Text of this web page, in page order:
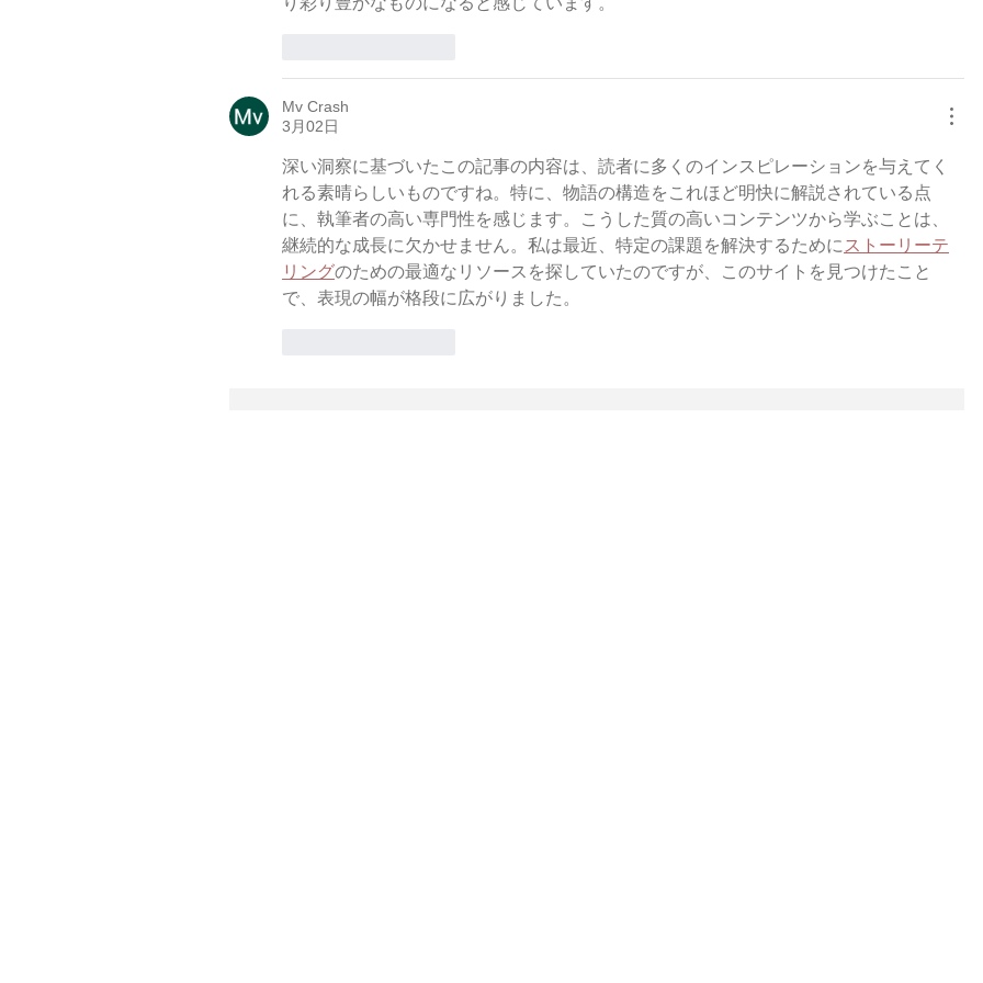
Mv Crash
3月02日
深い洞察に基づいたこの記事の内容は、読者に多くのインスピレーションを与えてく
れる素晴らしいものですね。特に、物語の構造をこれほど明快に解説されている点
に、執筆者の高い専門性を感じます。こうした質の高いコンテンツから学ぶことは、
継続的な成長に欠かせません。私は最近、特定の課題を解決するために ストーリーテ
リングのための最適なリソースを探していたのですが、このサイトを見つけたこと
で、表現の幅が格段に広がりました。